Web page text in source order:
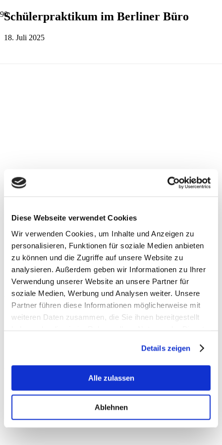
Diese Webseite verwendet Cookies
Wir verwenden Cookies, um Inhalte und Anzeigen zu
personalisieren, Funktionen für soziale Medien anbieten
zu können und die Zugriffe auf unsere Website zu
analysieren. Außerdem geben wir Informationen zu Ihrer
Verwendung unserer Website an unsere Partner für
soziale Medien, Werbung und Analysen weiter. Unsere
Partner führen diese Informationen möglicherweise mit
weiteren Daten zusammen, die Sie ihnen bereitgestellt
Details zeigen
Alle zulassen
Ablehnen
Schülerpraktikum im Berliner Büro
18. Juli 2025
Zwei spannende Wochen lang hat Lara Meyer, Schülerin am
Michael-Ende-Gymnasium in Tönisvorst, mich als Praktikantin in
meinem Abgeordnetenbüro im Deutschen Bundestag begleitet – mit
großem Engagement, Neugier und Teamgeist.
Ob in Ausschüssen, im Plenarsaal oder bei Terminen mit
Besuchergruppen – Lara war mittendrin im politischen Alltag und
hat viele Einblicke in die Arbeit eines Bundestagsabgeordneten
Liebe Lara, herzlichen Dank für Deine starke Unterstützung und
alles Gute, viel Erfolg und weiterhin so viel Begeisterung für